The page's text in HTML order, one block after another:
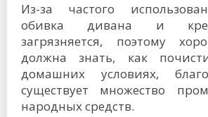
Из-за частого
обивка дивана и
загрязняется, поэтому
должна знать, как
домашних условиях,
существует множество
народных средств.